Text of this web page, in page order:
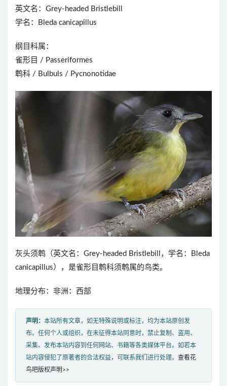
英文名：Grey-headed Bristlebill
学名：Bleda canicapillus
纲目科属：
雀形目 / Passeriformes
鹎科 / Bulbuls / Pycnonotidae
灰头须鹎（英文名：Grey-headed Bristlebill，学名：Bleda
canicapillus），是雀形目鹎科须鹎属的鸟类。
地理分布：非洲：西部
声明： 本站所有文章，如无特殊说明或标注，均为本站原创发
布。任何个人或组织，在未征得本站同意时，禁止复制、盗用、
采集、发布本站内容到任何网站、书籍等各类媒体平台。如若本
站内容侵犯了原著者的合法权益，可联系我们进行处理。 查看花
鸟吧版权声明>>